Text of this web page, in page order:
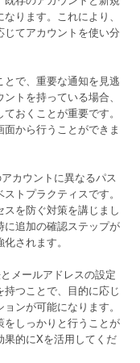
ります。これにより、
てアカウントを使い分
で、重要な通知を見逃
トを持っている場合、
おくことが重要です。
から行うことができま
カウントに異なるパス
トプラクティスです。
を防ぐ対策を講じまし
に追加の確認ステップが
されます。
メールアドレスの設定
つことで、目的に応じ
ンが可能になります。
しっかりと行うことが
的にXを活用してくだ